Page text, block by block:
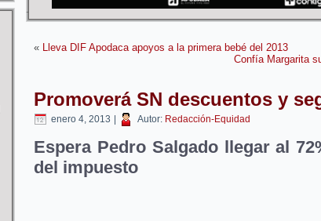
« Lleva DIF Apodaca apoyos a la primera bebé del 2013
Confía Margarita
Promoverá SN descuentos y
enero 4, 2013 Autor: Redacción-Equidad
Espera Pedro Salgado llegar al
del impuesto